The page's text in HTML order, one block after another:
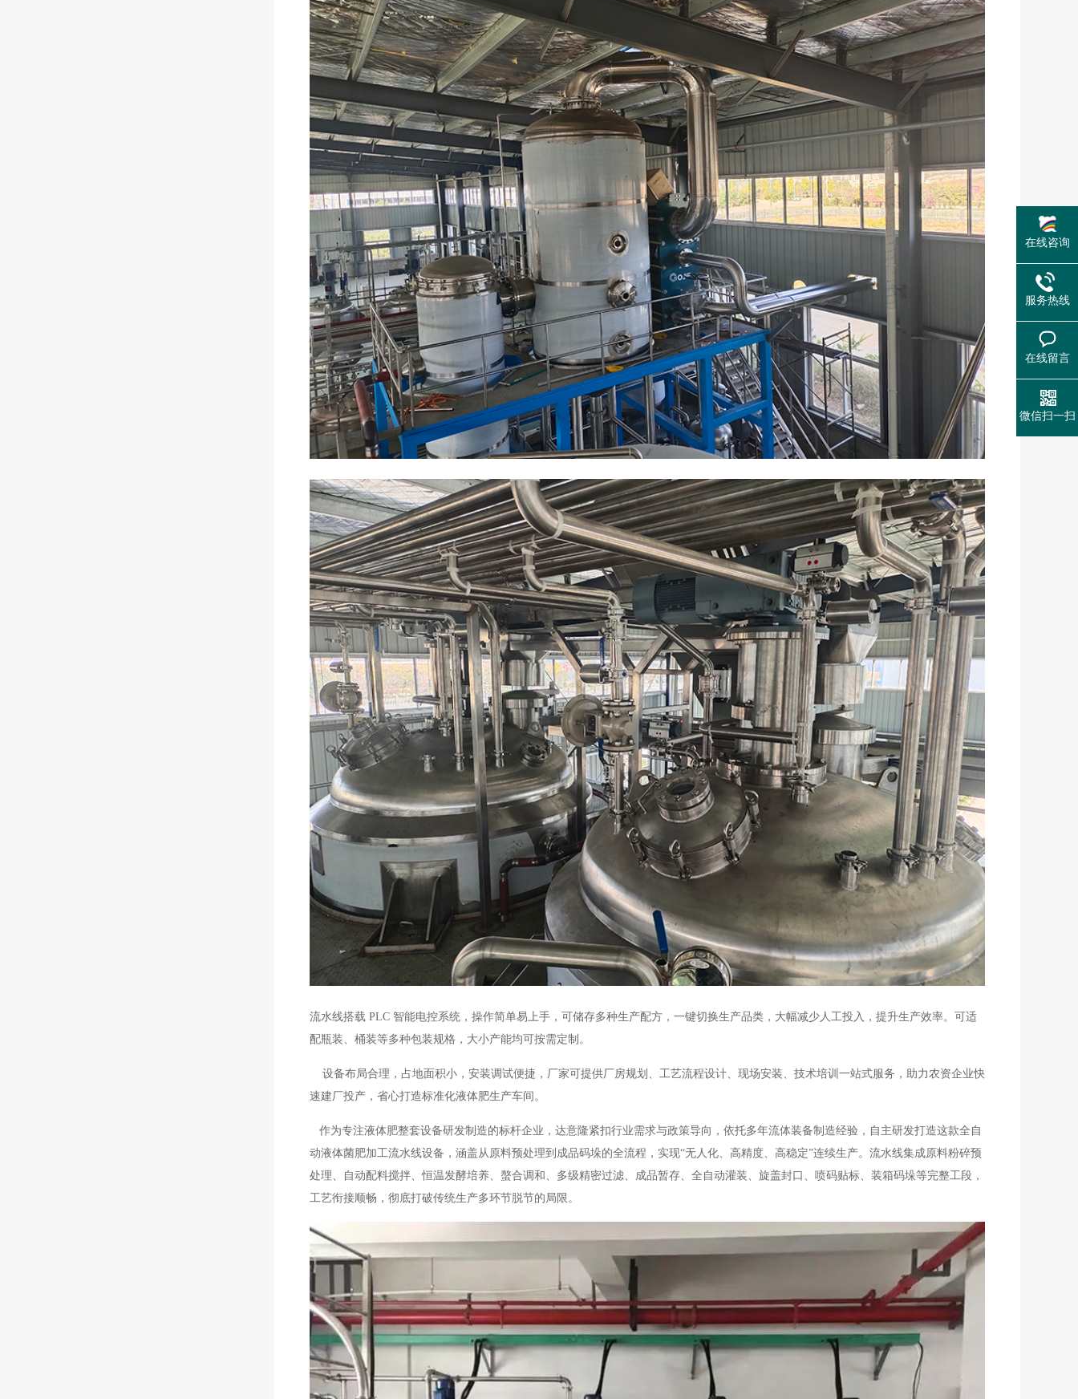
流水线搭载 PLC 智能电控系统，操作简单易上手，可储存多种生产配方，一键切换生产品类，大幅减少人工投入，提升生产效率。可适
配瓶装、桶装等多种包装规格，大小产能均可按需定制。
设备布局合理，占地面积小，安装调试便捷，厂家可提供厂房规划、工艺流程设计、现场安装、技术培训一站式服务，助力农资企业快
速建厂投产，省心打造标准化液体肥生产车间。
作为专注液体肥整套设备研发制造的标杆企业，达意隆紧扣行业需求与政策导向，依托多年流体装备制造经验，自主研发打造这款全自
动液体菌肥加工流水线设备，涵盖从原料预处理到成品码垛的全流程，实现“无人化、高精度、高稳定”连续生产。流水线集成原料粉碎预
处理、自动配料搅拌、恒温发酵培养、螯合调和、多级精密过滤、成品暂存、全自动灌装、旋盖封口、喷码贴标、装箱码垛等完整工段，
工艺衔接顺畅，彻底打破传统生产多环节脱节的局限。
在线咨询
服务热线
在线留言
微信扫一扫